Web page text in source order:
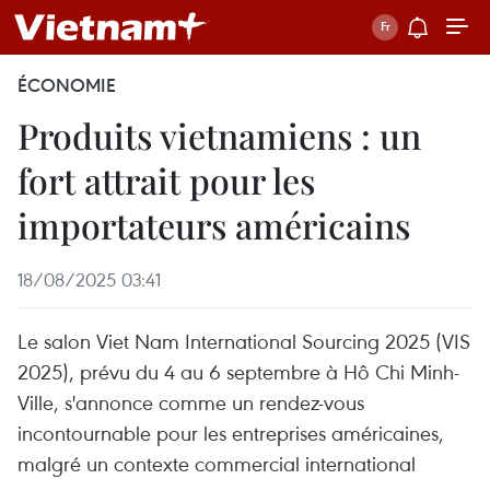
ÉCONOMIE
Produits vietnamiens : un
fort attrait pour les
importateurs américains
18/08/2025 03:41
Le salon Viet Nam International Sourcing 2025 (VIS
2025), prévu du 4 au 6 septembre à Hô Chi Minh-
Ville, s'annonce comme un rendez-vous
incontournable pour les entreprises américaines,
malgré un contexte commercial international